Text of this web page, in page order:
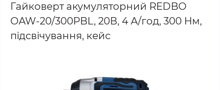
Гайковерт акумуляторний REDBO
OAW-20/300PBL, 20В, 4 А/год, 300 Нм,
підсвічування, кейс